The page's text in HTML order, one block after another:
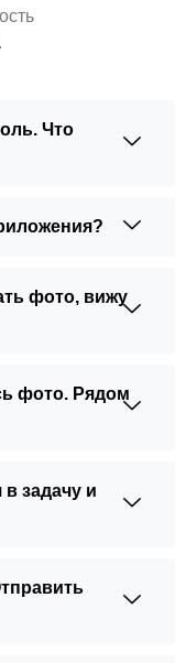
Что
фото, вижу
фото. Рядом
задачу и